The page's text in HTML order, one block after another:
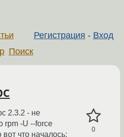
Регистрация - Вход
Поиск
0
2.3.2 - не
rpm -U --force
что началось: